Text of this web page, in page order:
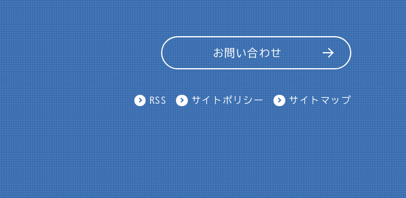
お問い合わせ
RSS サイトポリシー サイトマップ